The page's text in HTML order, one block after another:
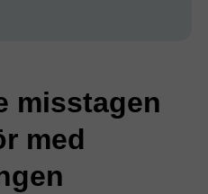
misstagen
med